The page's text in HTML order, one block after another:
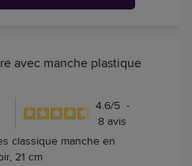
avec manche plastique
4.6/5 -
8avis
classique manche en
21 cm